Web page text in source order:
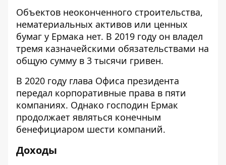
Объектов неоконченного строительства,
нематериальных активов или ценных
бумаг у Ермака нет. В 2019 году он владел
тремя казначейскими обязательствами на
общую сумму в 3 тысячи гривен.
В 2020 году глава Офиса президента
передал корпоративные права в пяти
компаниях. Однако господин Ермак
продолжает являться конечным
бенефициаром шести компаний.
Доходы